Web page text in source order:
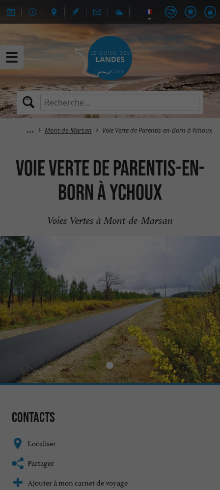
Mont-de-Marsan Voie Verte de Parentis-en-Born à Ychoux
Voie Verte de Parentis-en-
Born à Ychoux
Voies Vertes à Mont-de-Marsan
Contacts
Localiser
Partager
Ajouter à mon carnet de voyage